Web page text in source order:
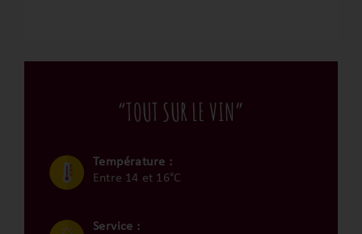
“TOUT SUR LE VIN”
Température :
Entre 14 et 16°C
Service :